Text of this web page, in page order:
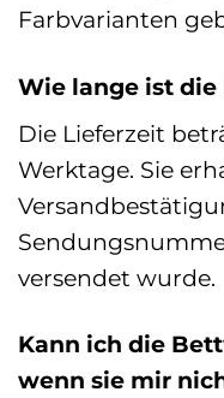
Farbvarianten
Wie lange ist die
Die Lieferzeit
Werktage. Sie
versendet wurde.
Kann ich die
wenn sie mir